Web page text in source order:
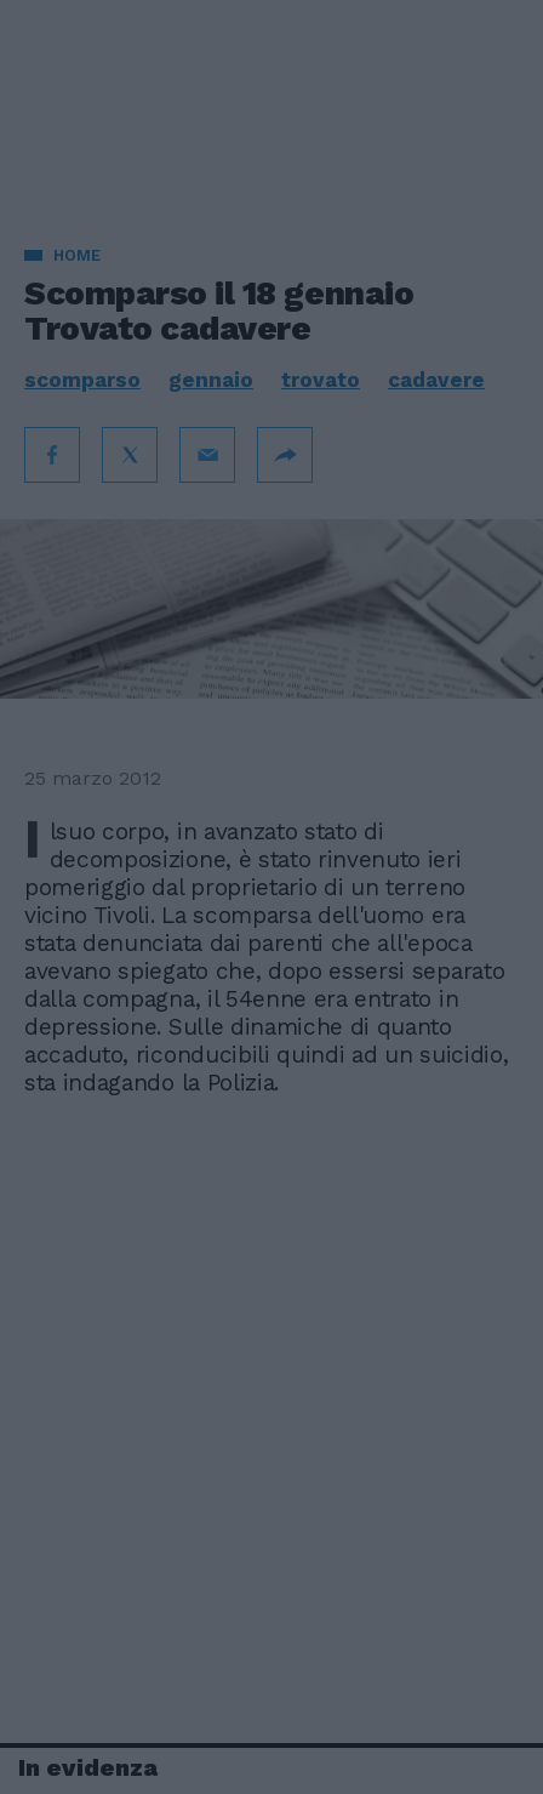
HOME
Scomparso il 18 gennaio
Trovato cadavere
scomparso gennaio trovato cadavere
25 marzo 2012
I lsuo corpo, in avanzato stato di
decomposizione, è stato rinvenuto ieri
pomeriggio dal proprietario di un terreno
vicino Tivoli. La scomparsa dell'uomo era
stata denunciata dai parenti che all'epoca
avevano spiegato che, dopo essersi separato
dalla compagna, il 54enne era entrato in
depressione. Sulle dinamiche di quanto
accaduto, riconducibili quindi ad un suicidio,
sta indagando la Polizia.
In evidenza